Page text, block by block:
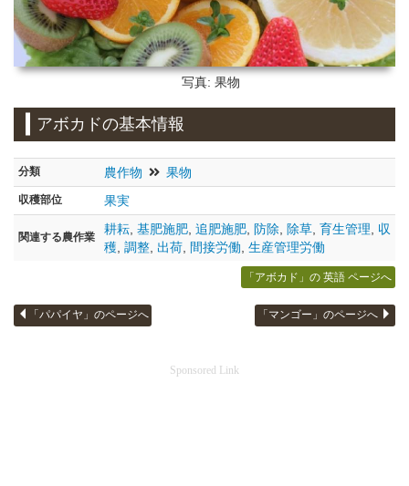
写真: 果物
アボカドの基本情報
分類 農作物 果物
収穫部位 果実
関連する農作業
耕耘 基肥施肥 追肥施肥 防除 除草 育生管理
収
穫 調整 出荷 間接労働 生産管理労働
「アボカド」の 英語 ページへ
「パパイヤ」のページへ 「マンゴー」のページへ
Sponsored Link